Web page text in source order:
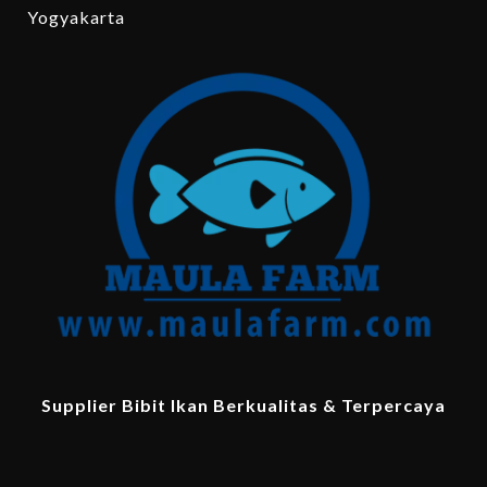
Yogyakarta
Supplier Bibit Ikan Berkualitas & Terpercaya